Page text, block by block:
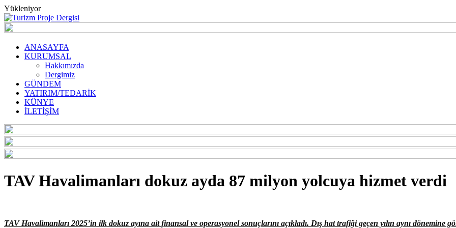
Yükleniyor
ANASAYFA
KURUMSAL
Hakkımızda
Dergimiz
GÜNDEM
YATIRIM/TEDARİK
KÜNYE
İLETİŞİM
TAV Havalimanları dokuz ayda 87 milyon yolcuya hizmet verdi
TAV Havalimanları 2025’in ilk dokuz ayına ait finansal ve operasyonel sonuçlarını açıkladı. Dış hat trafiği geçen yılın aynı dönemine